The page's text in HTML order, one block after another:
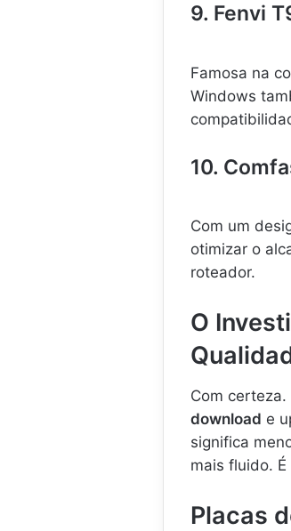
9. Fenvi
Famosa na
Windows
10.
Com um
otimizar o
roteador.
O
Com
download e
significa
mais fluido.
Placas